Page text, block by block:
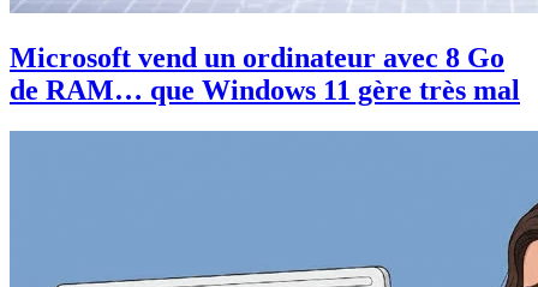
Microsoft vend un ordinateur avec 8 Go
de RAM… que Windows 11 gère très mal